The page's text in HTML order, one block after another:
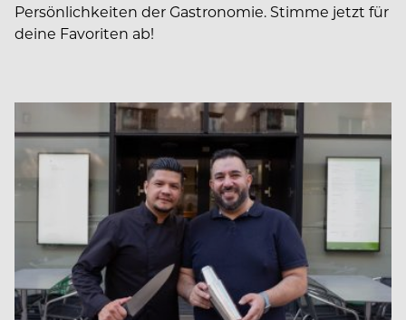
Persönlichkeiten der Gastronomie. Stimme jetzt für
deine Favoriten ab!